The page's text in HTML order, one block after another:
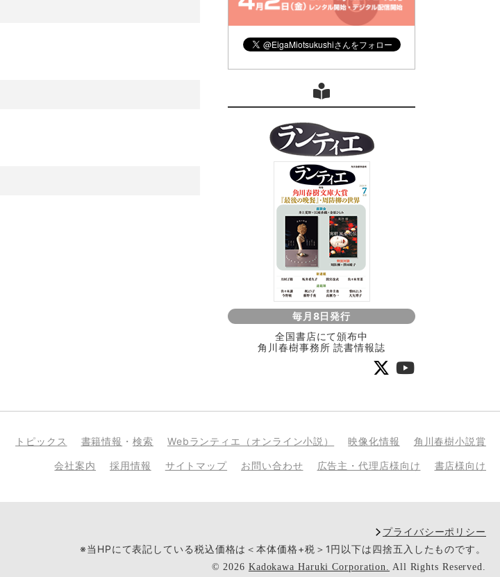
毎月8日発行
全国書店にて頒布中
角川春樹事務所 読書情報誌
トピックス 書籍情報 ・検索 Webランティエ（オンライン小説） 映像化情報 角川春樹小説賞
会社案内 採用情報 サイトマップ お問い合わせ 広告主・代理店様向け 書店様向け
プライバシーポリシー
※当HPにて表記している税込価格は＜本体価格+税＞1円以下は四捨五入したものです。
© 2026 Kadokawa Haruki Corporation. All Rights Reserved.